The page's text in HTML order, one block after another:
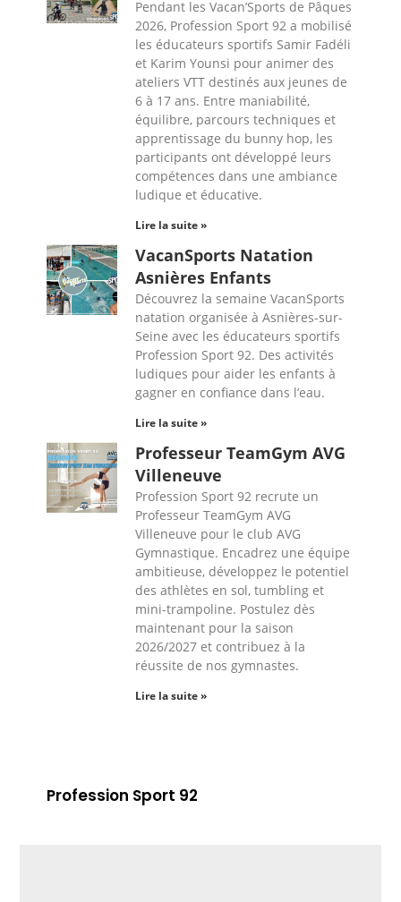
Profession Sport 92
Pendant les Vacan’Sports de Pâques
2026, Profession Sport 92 a mobilisé
les éducateurs sportifs Samir Fadéli
et Karim Younsi pour animer des
ateliers VTT destinés aux jeunes de
6 à 17 ans. Entre maniabilité,
équilibre, parcours techniques et
apprentissage du bunny hop, les
participants ont développé leurs
compétences dans une ambiance
ludique et éducative.
Lire la suite »
VacanSports Natation
Asnières Enfants
Découvrez la semaine VacanSports
natation organisée à Asnières-sur-
Seine avec les éducateurs sportifs
Profession Sport 92. Des activités
ludiques pour aider les enfants à
gagner en confiance dans l’eau.
Lire la suite »
Professeur TeamGym AVG
Villeneuve
Profession Sport 92 recrute un
Professeur TeamGym AVG
Villeneuve pour le club AVG
Gymnastique. Encadrez une équipe
ambitieuse, développez le potentiel
des athlètes en sol, tumbling et
mini-trampoline. Postulez dès
maintenant pour la saison
2026/2027 et contribuez à la
réussite de nos gymnastes.
Lire la suite »